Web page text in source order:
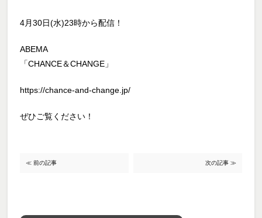
4月30日(水)23時から配信！
ABEMA
「CHANCE＆CHANGE」
https://chance-and-change.jp/
ぜひご覧ください！
≪ 前の記事 次の記事 ≫